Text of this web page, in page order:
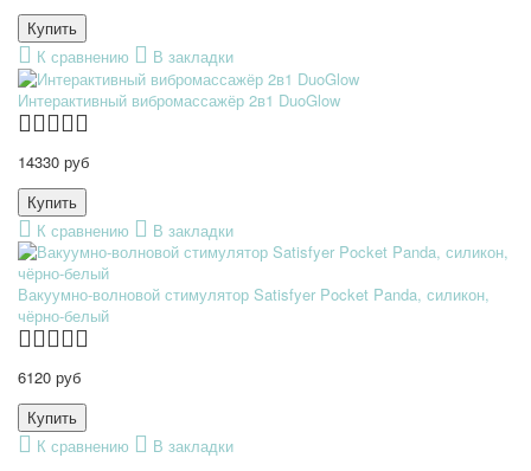
К сравнению
В закладки
Интерактивный вибромассажёр 2в1 DuoGlow
14330 руб
К сравнению В закладки
Вакуумно-волновой стимулятор Satisfyer Pocket Panda, силикон,
чёрно-белый
6120 руб
К сравнению
В закладки